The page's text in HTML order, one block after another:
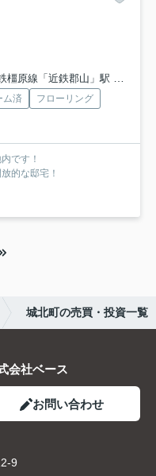
原線「近鉄郡山」駅 徒歩19分
ム済
フローリング
です！
的な邸宅！
城北町の売買・投資一覧
会社ベース
お問い合わせ
9